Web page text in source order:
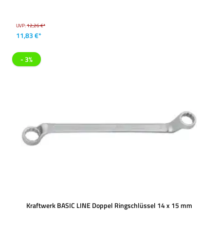
UVP:12,26 €*
11,83 €*
- 3%
Kraftwerk BASIC LINE Doppel Ringschlüssel 14 x 15 mm